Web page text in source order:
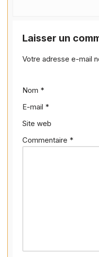
Laisser un
Votre adresse e-mail
Nom *
E-mail *
Site web
Commentaire *